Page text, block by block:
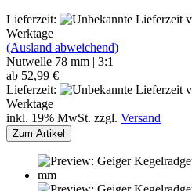
Lieferzeit:
Werktage
(Ausland abweichend)
Nutwelle 78 mm | 3:1
ab 52,99 €
Lieferzeit:
Werktage
inkl. 19% MwSt. zzgl. Versand
Zum Artikel